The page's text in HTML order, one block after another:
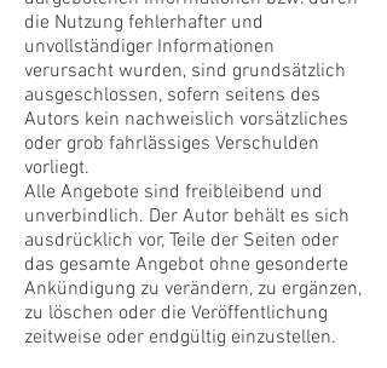
die Nutzung fehlerhafter und
unvollständiger Informationen
verursacht wurden, sind grundsätzlich
ausgeschlossen, sofern seitens des
Autors kein nachweislich vorsätzliches
oder grob fahrlässiges Verschulden
vorliegt.
Alle Angebote sind freibleibend und
unverbindlich. Der Autor behält es sich
ausdrücklich vor, Teile der Seiten oder
das gesamte Angebot ohne gesonderte
Ankündigung zu verändern, zu ergänzen,
zu löschen oder die Veröffentlichung
zeitweise oder endgültig einzustellen.